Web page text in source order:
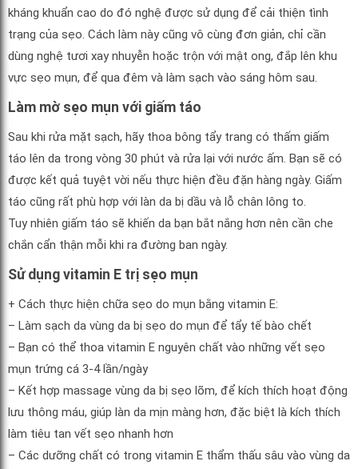
kháng khuẩn cao do đó nghệ được sử dụng để cải thiện tình
trạng của sẹo. Cách làm này cũng vô cùng đơn giản, chỉ cần
dùng nghệ tươi xay nhuyễn hoặc trộn với mật ong, đắp lên khu
vực sẹo mụn, để qua đêm và làm sạch vào sáng hôm sau.
Làm mờ sẹo mụn với giấm táo
Sau khi rửa mặt sạch, hãy thoa bông tẩy trang có thấm giấm
táo lên da trong vòng 30 phút và rửa lại với nước ấm. Bạn sẽ có
được kết quả tuyệt vời nếu thực hiện đều đặn hàng ngày. Giấm
táo cũng rất phù hợp với làn da bị dầu và lỗ chân lông to.
Tuy nhiên giấm táo sẽ khiến da bạn bắt nắng hơn nên cần che
chắn cẩn thận mỗi khi ra đường ban ngày.
Sử dụng vitamin E trị sẹo mụn
+ Cách thực hiện chữa sẹo do mụn bằng vitamin E:
– Làm sạch da vùng da bị sẹo do mụn để tẩy tế bào chết
– Bạn có thể thoa vitamin E nguyên chất vào những vết sẹo
mụn trứng cá 3-4 lần/ngày
– Kết hợp massage vùng da bị sẹo lõm, để kích thích hoạt động
lưu thông máu, giúp làn da mịn màng hơn, đặc biệt là kích thích
làm tiêu tan vết sẹo nhanh hơn
– Các dưỡng chất có trong vitamin E thẩm thấu sâu vào vùng da